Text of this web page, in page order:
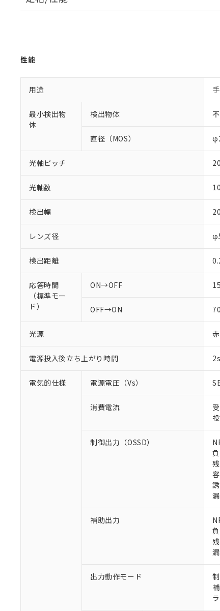
性能
用途
最小検出物
体
検出物体
直径（MOS）
光軸ピッチ
光軸数
検出幅
レンズ径
検出距離
応答時間
（標準モー
ド）
ON→OFF
OFF→ON
光源
電源投入後立ち上がり時間
電気的仕様 電源電圧（Vs）
消費電流
制御出力（OSSD）
補助出力
出力動作モード
ご利用条
※1 対応状況
対応済み：
対応予定：EU
対応予定なし
調査・確認中
非該当品：ラ
仕入先様の事
※1 中国